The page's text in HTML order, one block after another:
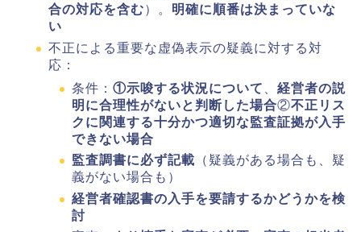
合の対応を含む）。 明確に順番は決まっていな
い
不正による重要な虚偽表示の疑義に対する対
応：
条件： ①示唆する状況について
経営者の説
明に合理性がないと判断した場合②不正リス
クに関連する十分かつ適切な監査証拠が入手
できない場合
監査調書に必ず記載 （疑義がある場合も、疑
義がない場合も）
経営者確認書の入手を要請するかどうかを検
討